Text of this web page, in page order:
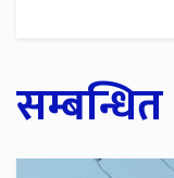
सम्बन्धित